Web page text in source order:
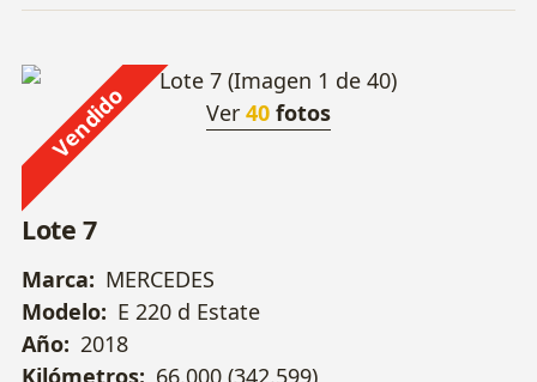
Vendido Ver 40 fotos
Lote 7
Marca: MERCEDES
Modelo: E 220 d Estate
Año: 2018
Kilómetros: 66.000 (342.599)